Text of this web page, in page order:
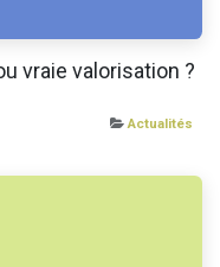
vraie valorisation ?
Actualités